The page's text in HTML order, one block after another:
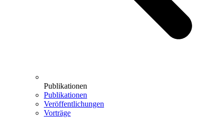
Publikationen
Publikationen
Veröffentlichungen
Vorträge